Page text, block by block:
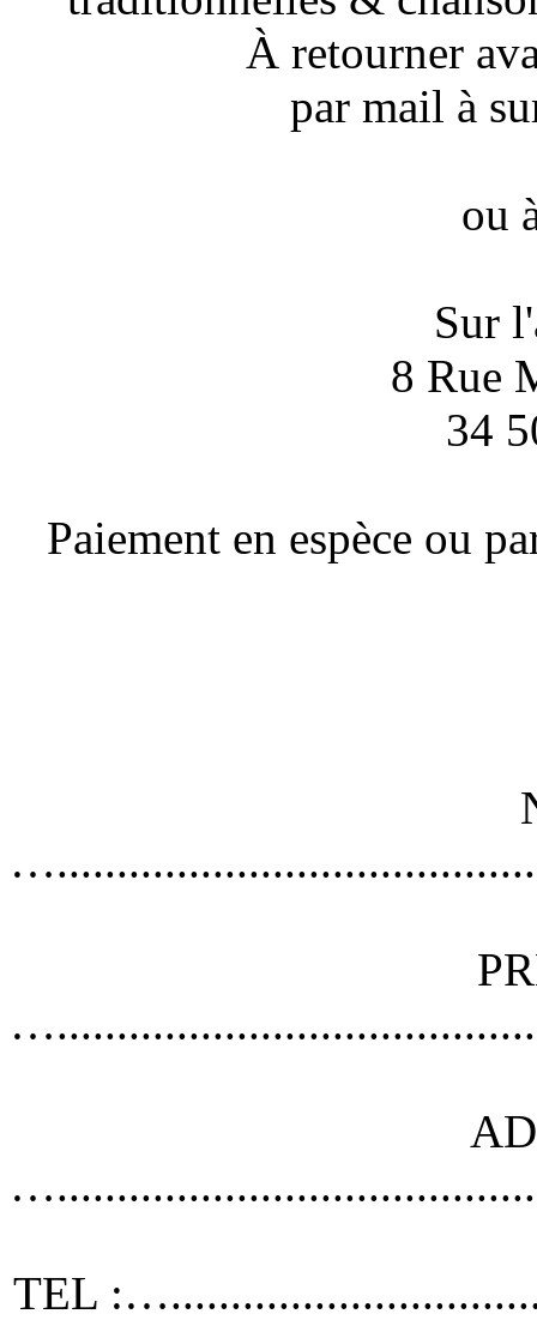
À retourner
par mail à
ou
Sur
8 Rue
34
Paiement en espèce ou
TEL